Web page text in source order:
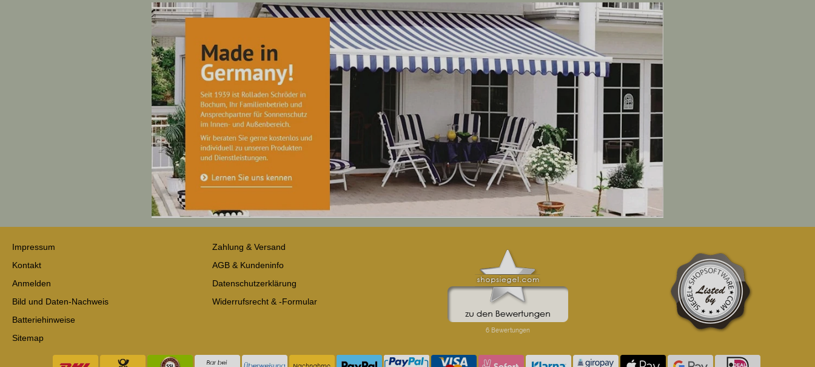
Impressum
Kontakt
Anmelden
Bild und Daten-Nachweis
Batteriehinweise
Sitemap
Zahlung & Versand
AGB & Kundeninfo
Datenschutzerklärung
Widerrufsrecht & -Formular